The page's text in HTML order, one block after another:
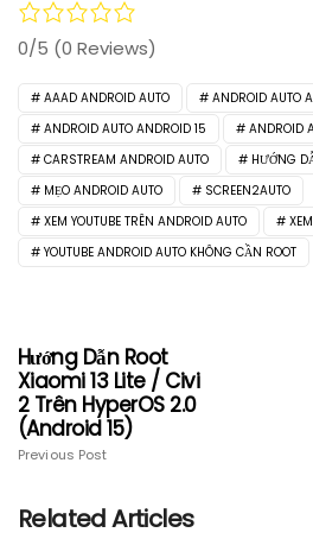
0/5 (0 Reviews)
AAAD ANDROID AUTO
ANDROID AUTO
ANDROID AUTO ANDROID 15
ANDROID
CARSTREAM ANDROID AUTO
HƯỚNG
MẸO ANDROID AUTO
SCREEN2AUTO
XEM YOUTUBE TRÊN ANDROID AUTO
YOUTUBE ANDROID AUTO KHÔNG CẦN ROOT
Hướng Dẫn Root
Xiaomi 13 Lite / Civi
2 Trên HyperOS 2.0
(Android 15)
Previous Post
Related Articles